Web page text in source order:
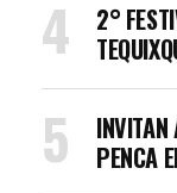
2°
INVITAN
PENCA